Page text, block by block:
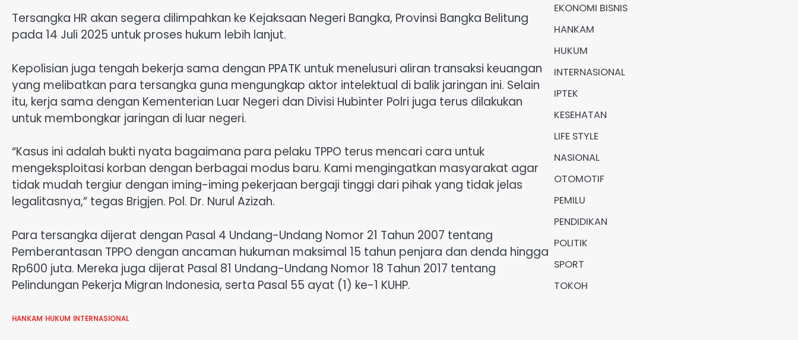
Tersangka HR akan segera dilimpahkan ke Kejaksaan Negeri Bangka, Provinsi Bangka Belitung
pada 14 Juli 2025 untuk proses hukum lebih lanjut.
Kepolisian juga tengah bekerja sama dengan PPATK untuk menelusuri aliran transaksi keuangan
yang melibatkan para tersangka guna mengungkap aktor intelektual di balik jaringan ini. Selain
itu, kerja sama dengan Kementerian Luar Negeri dan Divisi Hubinter Polri juga terus dilakukan
untuk membongkar jaringan di luar negeri.
“Kasus ini adalah bukti nyata bagaimana para pelaku TPPO terus mencari cara untuk
mengeksploitasi korban dengan berbagai modus baru. Kami mengingatkan masyarakat agar
tidak mudah tergiur dengan iming-iming pekerjaan bergaji tinggi dari pihak yang tidak jelas
legalitasnya,” tegas Brigjen. Pol. Dr. Nurul Azizah.
Para tersangka dijerat dengan Pasal 4 Undang-Undang Nomor 21 Tahun 2007 tentang
Pemberantasan TPPO dengan ancaman hukuman maksimal 15 tahun penjara dan denda hingga
Rp600 juta. Mereka juga dijerat Pasal 81 Undang-Undang Nomor 18 Tahun 2017 tentang
Pelindungan Pekerja Migran Indonesia, serta Pasal 55 ayat (1) ke-1 KUHP.
HANKAM HUKUM INTERNASIONAL
EKONOMI BISNIS
HANKAM
HUKUM
INTERNASIONAL
IPTEK
KESEHATAN
LIFE STYLE
NASIONAL
OTOMOTIF
PEMILU
PENDIDIKAN
POLITIK
SPORT
TOKOH